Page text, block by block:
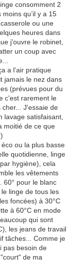
consomment 2
moins qu’il y a 15
ou une
heures dans
j'ouvre le robinet,
un coup avec
a l’air pratique
jamais le nez dans
(prévues pour du
c'est rarement le
J'essaie de
lavage satisfaisant,
moitié de ce que
ou la plus basse
quotidienne, linge
hygiène), cela
les vêtements
60° pour le blanc
linge de tous les
foncées) à 30°C
à 60°C en mode
qui sont
les jeans de travail
tâches... Comme je
pas besoin de
de ma